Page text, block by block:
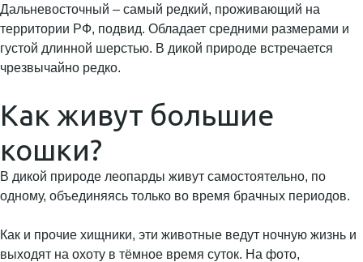
Дальневосточный – самый редкий, проживающий на
территории РФ, подвид. Обладает средними размерами и
густой длинной шерстью. В дикой природе встречается
чрезвычайно редко.
Как живут большие
кошки?
В дикой природе леопарды живут самостоятельно, по
одному, объединяясь только во время брачных периодов.
Как и прочие хищники, эти животные ведут ночную жизнь и
выходят на охоту в тёмное время суток. На фото,